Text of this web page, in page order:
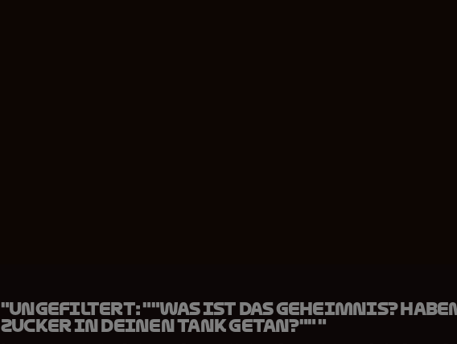
"UNGEFILTERT: ""Was ist das Geheimnis?
Zucker in deinen Tank getan?"" "